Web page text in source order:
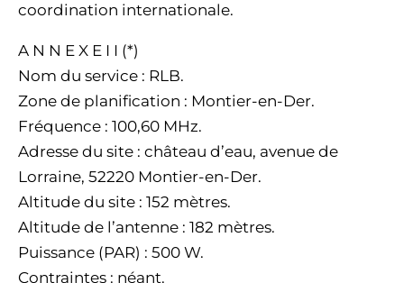
coordination internationale.
A N N E X E I I (*)
Nom du service : RLB.
Zone de planification : Montier-en-Der.
Fréquence : 100,60 MHz.
Adresse du site : château d’eau, avenue de
Lorraine, 52220 Montier-en-Der.
Altitude du site : 152 mètres.
Altitude de l’antenne : 182 mètres.
Puissance (PAR) : 500 W.
Contraintes : néant.